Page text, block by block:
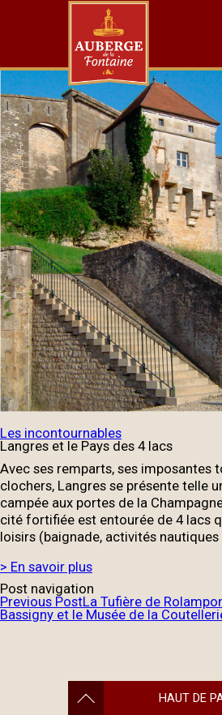
Mémorial Charles De Gaulle
Les incontournables
Langres et le Pays des 4 lacs
Avec ses remparts, ses imposantes
clochers, Langres se présente telle
campée aux portes de la
cité fortifiée est entourée de 4 lacs
loisirs (baignade, activités
> En savoir plus
Post navigation
Previous PostLa Tufière de
Bassigny et le Musée de la
HAUT DE